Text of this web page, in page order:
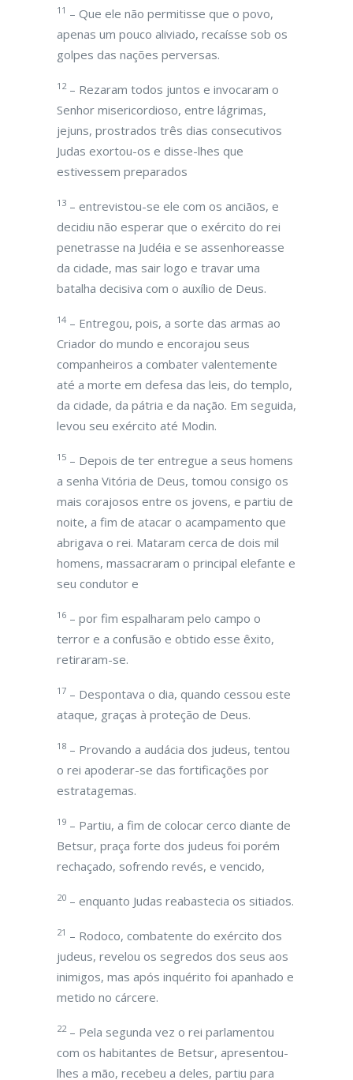
11 – Que ele não permitisse que o povo,
apenas um pouco aliviado, recaísse sob os
golpes das nações perversas.
12– Rezaram todos juntos e invocaram o
Senhor misericordioso, entre lágrimas,
jejuns, prostrados três dias consecutivos
Judas exortou-os e disse-lhes que
estivessem preparados
13 – entrevistou-se ele com os anciãos, e
decidiu não esperar que o exército do rei
penetrasse na Judéia e se assenhoreasse
da cidade, mas sair logo e travar uma
batalha decisiva com o auxílio de Deus.
14 – Entregou, pois, a sorte das armas ao
Criador do mundo e encorajou seus
companheiros a combater valentemente
até a morte em defesa das leis, do templo,
da cidade, da pátria e da nação. Em seguida,
levou seu exército até Modin.
15 – Depois de ter entregue a seus homens
a senha Vitória de Deus, tomou consigo os
mais corajosos entre os jovens, e partiu de
noite, a fim de atacar o acampamento que
abrigava o rei. Mataram cerca de dois mil
homens, massacraram o principal elefante e
seu condutor e
16 – por fim espalharam pelo campo o
terror e a confusão e obtido esse êxito,
retiraram-se.
17 – Despontava o dia, quando cessou este
ataque, graças à proteção de Deus.
18 – Provando a audácia dos judeus, tentou
o rei apoderar-se das fortificações por
estratagemas.
19 – Partiu, a fim de colocar cerco diante de
Betsur, praça forte dos judeus foi porém
rechaçado, sofrendo revés, e vencido,
20 – enquanto Judas reabastecia os sitiados.
21 – Rodoco, combatente do exército dos
judeus, revelou os segredos dos seus aos
inimigos, mas após inquérito foi apanhado e
metido no cárcere.
22– Pela segunda vez o rei parlamentou
com os habitantes de Betsur, apresentou-
lhes a mão, recebeu a deles, partiu para